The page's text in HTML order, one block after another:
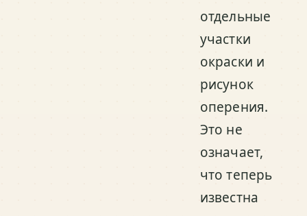
отдельные
участки
окраски и
рисунок
оперения.
Это не
означает,
что теперь
известна